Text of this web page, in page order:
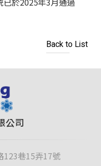
Back to List
公司
巷15弄17號